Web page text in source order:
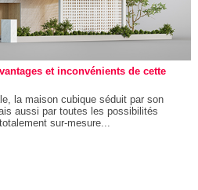
et inconvénients de cette
la maison cubique séduit par son
aussi par toutes les possibilités
sur-mesure...